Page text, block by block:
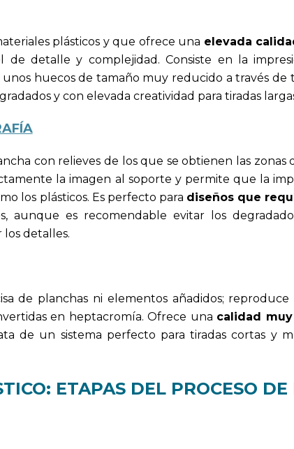
plásticos y que ofrece una elevada
de detalle y complejidad. Consiste en la
huecos de tamaño muy reducido a través de
y con elevada creatividad para tiradas
con relieves de los que se obtienen las zonas
la imagen al soporte y permite que la
los plásticos. Es perfecto para diseños que
aunque es recomendable evitar los
detalles.
de planchas ni elementos añadidos;
en heptacromía. Ofrece una calidad
de un sistema perfecto para tiradas cortas y
ETAPAS DEL PROCESO DE